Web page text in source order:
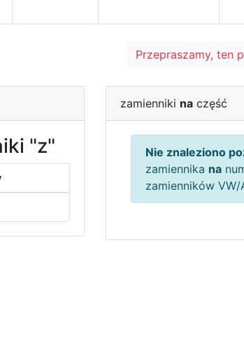
Przepraszamy, ten
"z"
zamienniki na część
Nie znaleziono
zamiennika na
zamienników VW/